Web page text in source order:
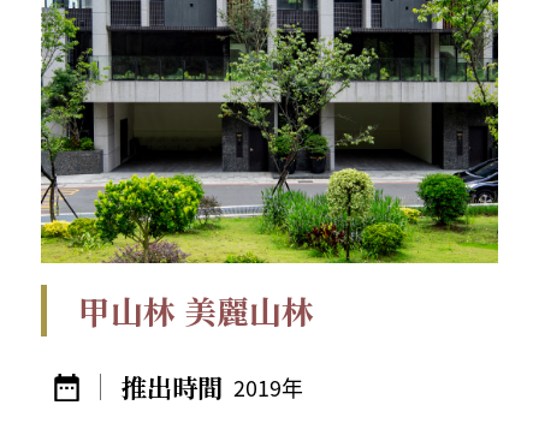
甲山林 美麗山林
2019年